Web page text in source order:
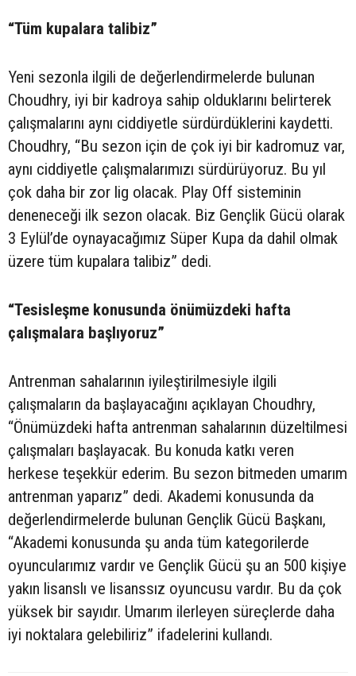
“Tüm kupalara talibiz”
Yeni sezonla ilgili de değerlendirmelerde bulunan
Choudhry, iyi bir kadroya sahip olduklarını belirterek
çalışmalarını aynı ciddiyetle sürdürdüklerini kaydetti.
Choudhry, “Bu sezon için de çok iyi bir kadromuz var,
aynı ciddiyetle çalışmalarımızı sürdürüyoruz. Bu yıl
çok daha bir zor lig olacak. Play Off sisteminin
deneneceği ilk sezon olacak. Biz Gençlik Gücü olarak
3 Eylül’de oynayacağımız Süper Kupa da dahil olmak
üzere tüm kupalara talibiz” dedi.
“Tesisleşme konusunda önümüzdeki hafta
çalışmalara başlıyoruz”
Antrenman sahalarının iyileştirilmesiyle ilgili
çalışmaların da başlayacağını açıklayan Choudhry,
“Önümüzdeki hafta antrenman sahalarının düzeltilmesi
çalışmaları başlayacak. Bu konuda katkı veren
herkese teşekkür ederim. Bu sezon bitmeden umarım
antrenman yaparız” dedi. Akademi konusunda da
değerlendirmelerde bulunan Gençlik Gücü Başkanı,
“Akademi konusunda şu anda tüm kategorilerde
oyuncularımız vardır ve Gençlik Gücü şu an 500 kişiye
yakın lisanslı ve lisanssız oyuncusu vardır. Bu da çok
yüksek bir sayıdır. Umarım ilerleyen süreçlerde daha
iyi noktalara gelebiliriz” ifadelerini kullandı.